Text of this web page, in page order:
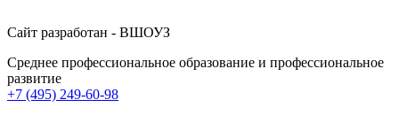
Сайт разработан - ВШОУЗ
Среднее профессиональное образование и профессиональное
развитие
+7 (495) 249-60-98